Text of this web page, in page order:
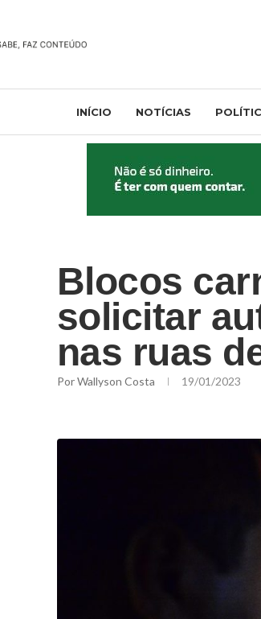
INÍCIO NOTÍCIAS
Blocos
solicitar
nas ruas
PorWallyson Costa 19/01/2023